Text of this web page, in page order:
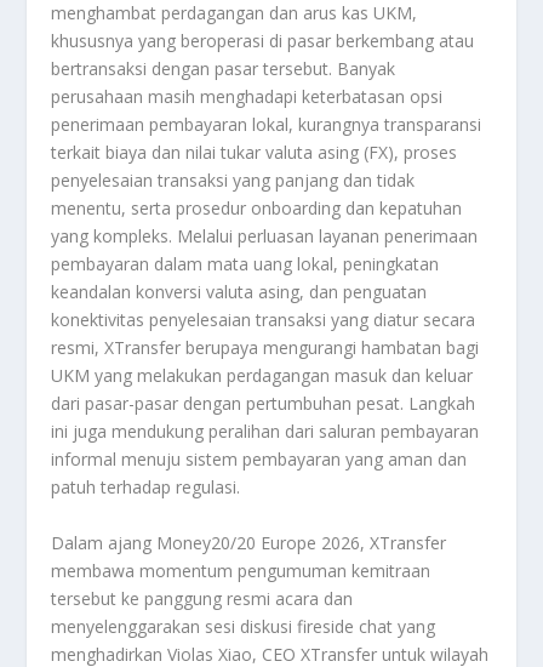
menghambat perdagangan dan arus kas UKM,
khususnya yang beroperasi di pasar berkembang atau
bertransaksi dengan pasar tersebut. Banyak
perusahaan masih menghadapi keterbatasan opsi
penerimaan pembayaran lokal, kurangnya transparansi
terkait biaya dan nilai tukar valuta asing (FX), proses
penyelesaian transaksi yang panjang dan tidak
menentu, serta prosedur onboarding dan kepatuhan
yang kompleks. Melalui perluasan layanan penerimaan
pembayaran dalam mata uang lokal, peningkatan
keandalan konversi valuta asing, dan penguatan
konektivitas penyelesaian transaksi yang diatur secara
resmi, XTransfer berupaya mengurangi hambatan bagi
UKM yang melakukan perdagangan masuk dan keluar
dari pasar-pasar dengan pertumbuhan pesat. Langkah
ini juga mendukung peralihan dari saluran pembayaran
informal menuju sistem pembayaran yang aman dan
patuh terhadap regulasi.
Dalam ajang Money20/20 Europe 2026, XTransfer
membawa momentum pengumuman kemitraan
tersebut ke panggung resmi acara dan
menyelenggarakan sesi diskusi fireside chat yang
menghadirkan Violas Xiao, CEO XTransfer untuk wilayah